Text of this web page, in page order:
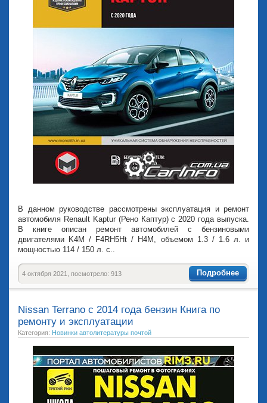
В данном руководстве рассмотрены эксплуатация и ремонт
автомобиля Renault Kaptur (Рено Каптур) с 2020 года выпуска.
В книге описан ремонт автомобилей с бензиновыми
двигателями K4M / F4RН5Нt / Н4М, объемом 1.3 / 1.6 л. и
мощностью 114 / 150 л. с..
Подробнее
4 октября 2021, посмотрело: 913
Nissan Terrano с 2014 года бензин Книга по
ремонту и эксплуатации
Категория: Новинки автолитературы почтой